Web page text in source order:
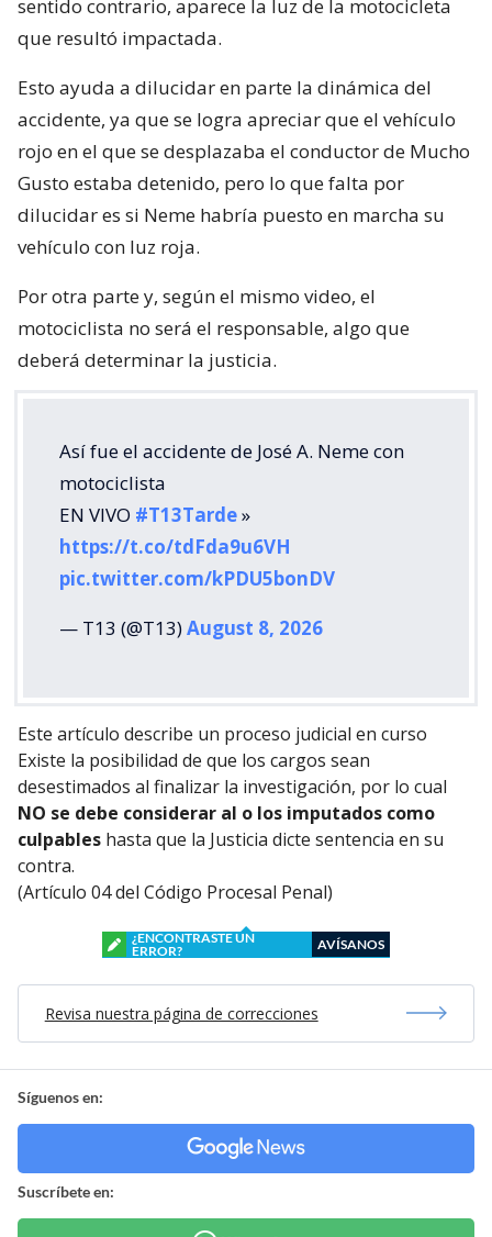
sentido contrario, aparece la luz de la motocicleta
que resultó impactada.
Esto ayuda a dilucidar en parte la dinámica del
accidente, ya que se logra apreciar que el vehículo
rojo en el que se desplazaba el conductor de Mucho
Gusto estaba detenido, pero lo que falta por
dilucidar es si Neme habría puesto en marcha su
vehículo con luz roja.
Por otra parte y, según el mismo video, el
motociclista no será el responsable, algo que
deberá determinar la justicia.
Así fue el accidente de José A. Neme con
motociclista
EN VIVO #T13Tarde»
https://t.co/tdFda9u6VH
pic.twitter.com/kPDU5bonDV
— T13 (@T13)August 8, 2026
Este artículo describe un proceso judicial en curso
Existe la posibilidad de que los cargos sean
desestimados al finalizar la investigación, por lo cual
NO se debe considerar al o los imputados como
culpables hasta que la Justicia dicte sentencia en su
contra.
(Artículo 04 del Código Procesal Penal)
¿ENCONTRASTE UN
ERROR?
AVÍSANOS
Revisa nuestra página de correcciones
Síguenos en:
Suscríbete en: